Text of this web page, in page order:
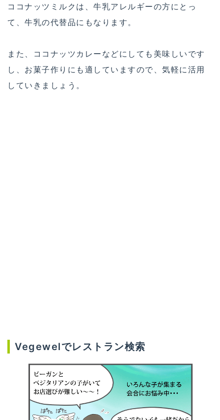
ココナッツミルクは、牛乳アレルギーの方にとっ
て、牛乳の代替品にもなります。
また、ココナッツカレーなどにしても美味しいです
し、お菓子作りにも適していますので、気軽に活用
していきましょう。
Vegewelでレストラン検索